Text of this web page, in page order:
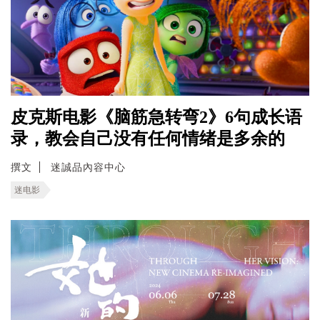
皮克斯电影《脑筋急转弯2》6句成长语
录，教会自己没有任何情绪是多余的
撰文 迷誠品內容中心
迷电影